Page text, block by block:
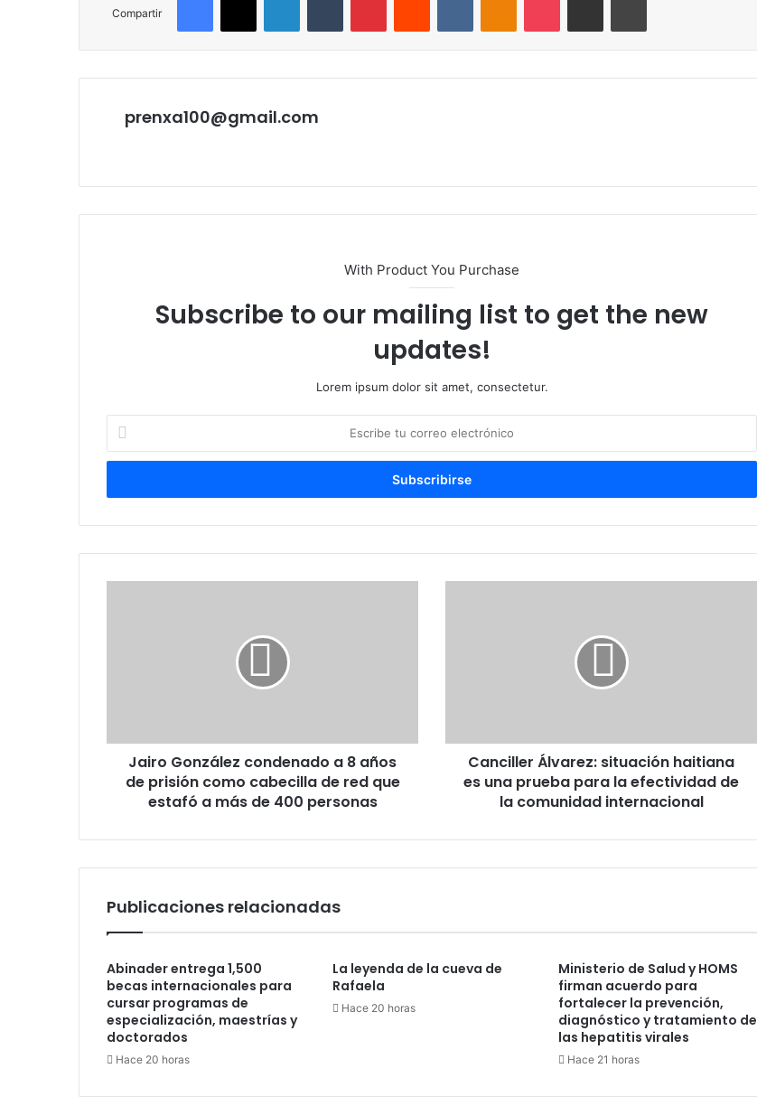
Compartir
prenxa100@gmail.com
With Product You Purchase
Subscribe to our mailing list to get the new
updates!
Lorem ipsum dolor sit amet, consectetur.
correo
como
cabecilla
400
personas
Jairo González condenado a 8 años
de prisión como cabecilla de red que
estafó a más de 400 personas
la
efectividad
Canciller Álvarez: situación haitiana
es una prueba para la efectividad de
la comunidad internacional
Publicaciones relacionadas
Abinader entrega 1,500
becas internacionales para
cursar programas de
especialización, maestrías y
doctorados
Hace 20 horas
La leyenda de la cueva de
Rafaela
Hace 20 horas
Ministerio de Salud y HOMS
firman acuerdo para
fortalecer la prevención,
diagnóstico y tratamiento de
las hepatitis virales
Hace 21 horas